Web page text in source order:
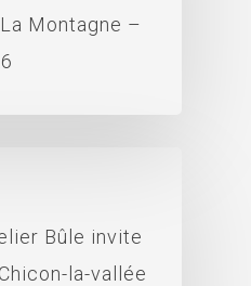
Montagne –
Bûle invite
la-vallée